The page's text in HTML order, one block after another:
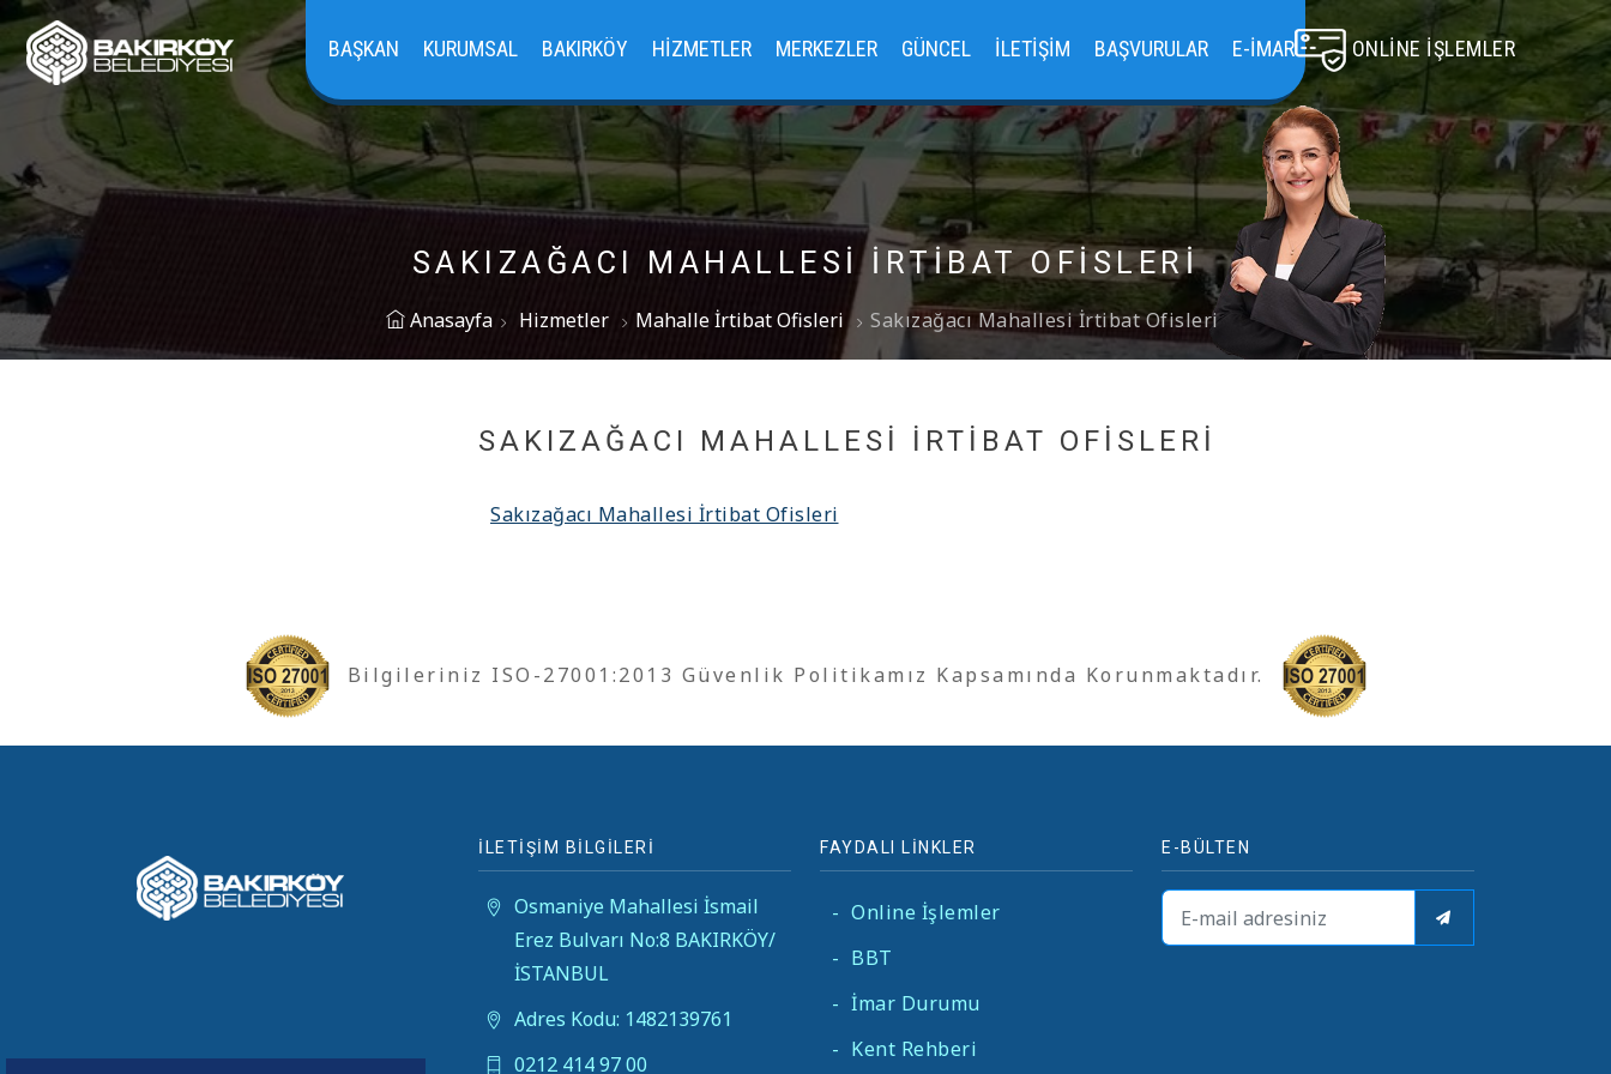
BAŞKAN KURUMSAL BAKIRKÖY HIZMETLER MERKEZLER GÜNCEL İLETIŞIM BAŞVURULAR E-İMAR ONLINE İŞLEMLER
SAKIZAĞACI MAHALLESI İRTIBAT OFISLERI
Anasayfa Hizmetler Mahalle İrtibat Ofisleri Sakızağacı Mahallesi İrtibat Ofisleri
SAKIZAĞACI MAHALLESI İRTIBAT OFISLERI
Sakızağacı Mahallesi İrtibat Ofisleri
Bilgileriniz ISO-27001:2013 Güvenlik Politikamız Kapsamında Korunmaktadır.
İLETİŞİM BİLGİLERİ
Osmaniye Mahallesi İsmail
Erez Bulvarı No:8 BAKIRKÖY/
İSTANBUL
Adres Kodu: 1482139761
0212 414 97 00
FAYDALI LİNKLER
- Online İşlemler
- BBT
- İmar Durumu
- Kent Rehberi
E-BÜLTEN